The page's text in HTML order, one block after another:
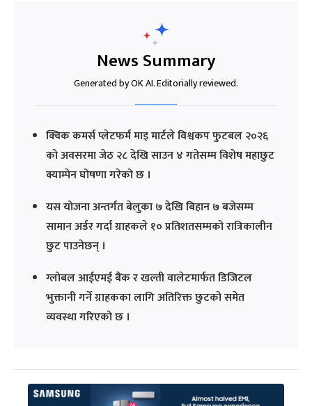
News Summary
Generated by OK AI. Editorially reviewed.
क्विक कमर्स प्लेटफर्म माइ मार्टले विश्वकप फुटबल २०२६
को अवसरमा जेठ २८ देखि साउन ४ गतेसम्म विशेष महाछुट
क्याम्पेन घोषणा गरेको छ ।
यस योजना अन्तर्गत बेलुका ७ देखि बिहान ७ बजेसम्म
सामान अर्डर गर्दा ग्राहकले १० प्रतिशतसम्मको रात्रिकालीन
छुट पाउनेछन् ।
ग्लोबल आईएमई बैंक र खल्ती वालेटमार्फत डिजिटल
भुक्तानी गर्ने ग्राहकका लागि अतिरिक्त छुटको समेत
व्यवस्था गरिएको छ ।